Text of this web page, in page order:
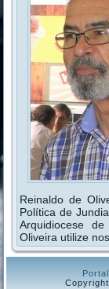
Reinaldo de
Política de
Arquidiocese
Oliveira utilize